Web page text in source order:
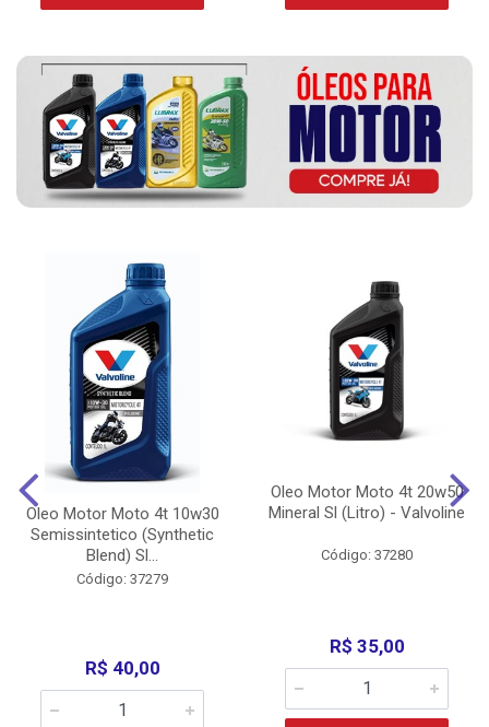
Oleo Motor Moto 4t 10w30
Semissintetico (Synthetic
Blend) Sl...
Código: 37279
R$ 40,00
Oleo Motor Moto 4t 20w50
Mineral Sl (Litro) - Valvoline
Código: 37280
R$ 35,00